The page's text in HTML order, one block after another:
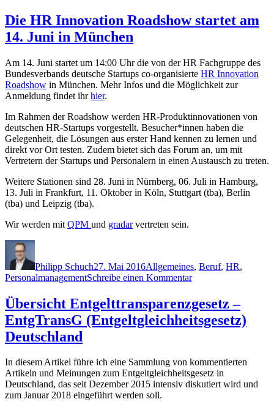
Projekt:
Die HR Innovation Roadshow startet am
14. Juni in München
Am 14. Juni startet um 14:00 Uhr die von der HR Fachgruppe des
Bundesverbands deutsche Startups co-organisierte HR Innovation
Roadshow in München. Mehr Infos und die Möglichkeit zur
Anmeldung findet ihrhier.
Im Rahmen der Roadshow werden HR-Produktinnovationen von
deutschen HR-Startups vorgestellt. Besucher*innen haben die
Gelegenheit, die Lösungen aus erster Hand kennen zu lernen und
direkt vor Ort testen. Zudem bietet sich das Forum an, um mit
Vertretern der Startups und Personalern in einen Austausch zu treten.
Weitere Stationen sind 28. Juni in Nürnberg, 06. Juli in Hamburg,
13. Juli in Frankfurt, 11. Oktober in Köln, Stuttgart (tba), Berlin
(tba) und Leipzig (tba).
Wir werden mit QPM und gradarvertreten sein.
Autor
Philipp Schuch27. Mai 2016Allgemeines, Beruf, HR,
PersonalmanagementSchreibe einen Kommentarzu
HR
Innovation
Roadshow
Juni
in
München
Übersicht Entgelttransparenzgesetz –
EntgTransG (Entgeltgleichheitsgesetz)
Deutschland
In diesem Artikel führe ich eine Sammlung von kommentierten
Artikeln und Meinungen zum Entgeltgleichheitsgesetz in
Deutschland, das seit Dezember 2015 intensiv diskutiert wird und
zum Januar 2018 eingeführt werden soll.